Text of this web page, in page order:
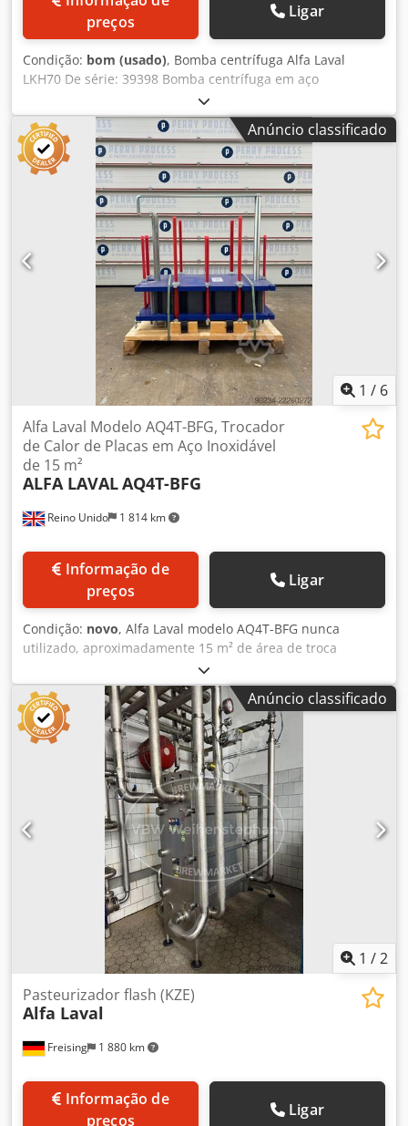
preços
Ligar
Condição: bom (usado), Bomba centrífuga Alfa Laval
LKH70 De série: 39398 Bomba centrífuga em aço
inoxidável, motor 30Kw, 3Ph Djdpfxju N Hv Ne Af Tokr
Anúncio classificado
1 / 6
Reino Unido 1 814 km
Alfa Laval Modelo AQ4T-BFG, Trocador
de Calor de Placas em Aço Inoxidável
de 15 m²
ALFA LAVALAQ4T-BFG
preços
Ligar
Condição: novo, Alfa Laval modelo AQ4T-BFG nunca
utilizado, aproximadamente 15 m² de área de troca
térmica, trocador de calor de placas em aço inoxidável
316L. Unidade classificada para 12 bar de pressão de
projeto a 150°C. Dodpfxezimvuo Af TjkrAnúncio classificado
1 /2
Freising 1 880 km
Pasteurizador flash (KZE)
Alfa Laval
preços
Ligar